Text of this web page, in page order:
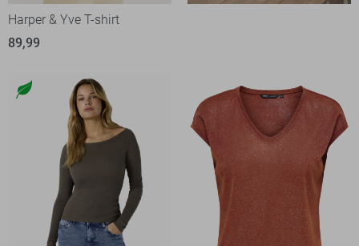
Harper & Yve T-shirt
89,99